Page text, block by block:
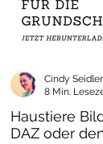
Haustiere
DAZ oder
Cindy Seidler
8 Min.